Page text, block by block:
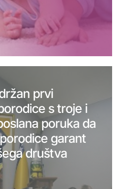
prvi
s troje i
poruka da
garant
društva